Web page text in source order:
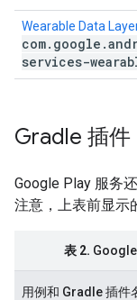
Wearable Data
com. google .
services-
Gradle 插件
Google Play 服务
注意，上表前显示
表 2.
用例和 Gradle 插件